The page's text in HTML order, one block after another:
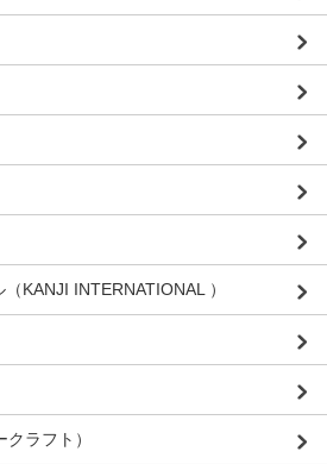
KANJI INTERNATIONAL ）
ラフト）